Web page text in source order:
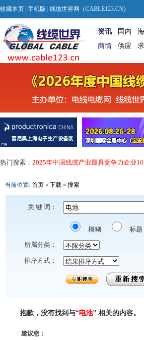
收藏本页 手机版 | 线缆世界网（CABLE123.CN)
资讯 国内
商情
供应
热门搜索： 2025年中国线缆产业最具竞争力企业
当前位置: 首页 » 下载 » 搜索
关 键 词：
模糊 标题
所属分类：
排序方式：
抱歉，没有找到与“电池” 相关的内容。
建议您：